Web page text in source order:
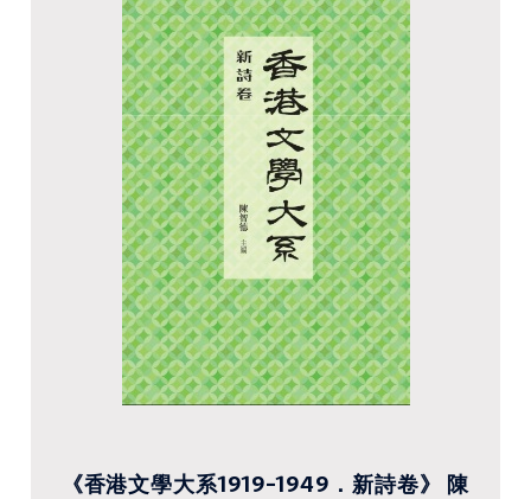
《香港文學大系1919-1949．新詩卷》 陳